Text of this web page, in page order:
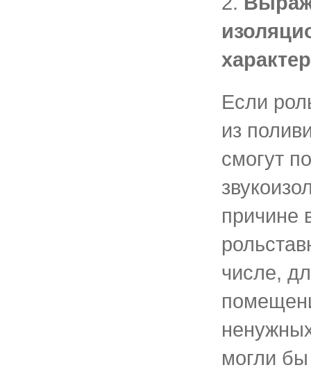
Если
из
смогут
причине
числе,
могли бы